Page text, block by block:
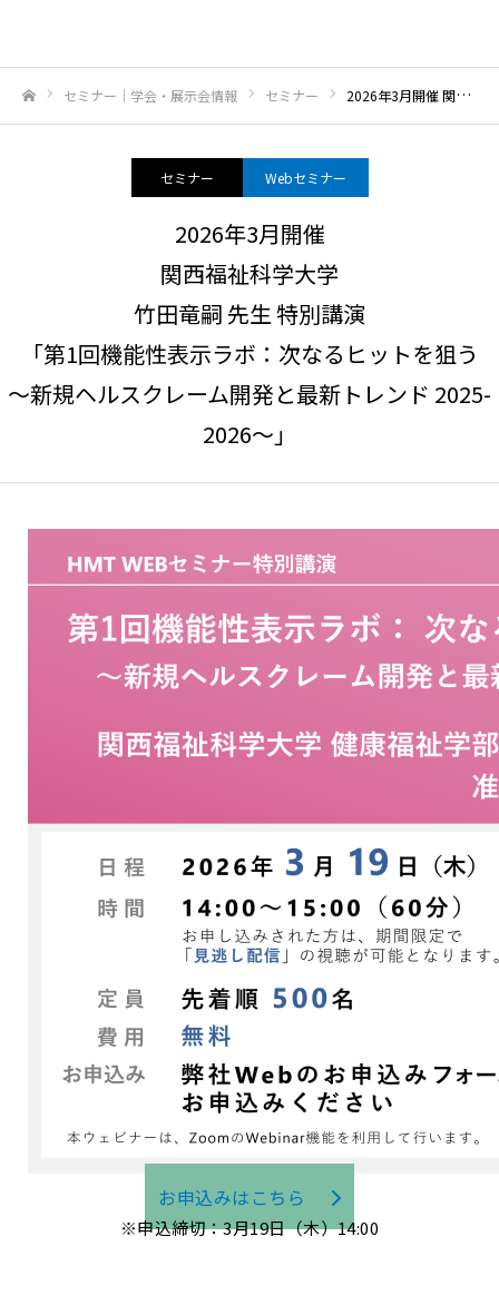
セミナー｜学会・展示会情報 セミナー 2026年3月開催 関西福祉科学大学竹田竜嗣 先生 特別講演「第1回機能性表示ラボ：次なるヒットを狙う～新規ヘルスクレーム開発と最新トレンド 2025-2026～」
セミナー Webセミナー
2026年3月開催
関西福祉科学大学
竹田竜嗣 先生 特別講演
「第1回機能性表示ラボ：次なるヒットを狙う
～新規ヘルスクレーム開発と最新トレンド 2025-
2026～」
お申込みはこちら
※申込締切：3月19日（木）14:00